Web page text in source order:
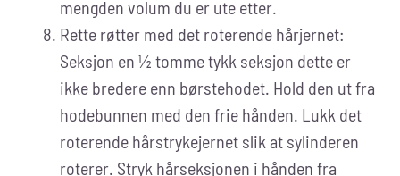
mengden volum du er ute etter.
Rette røtter med det roterende hårjernet:
Seksjon en ½ tomme tykk seksjon dette er
ikke bredere enn børstehodet. Hold den ut fra
hodebunnen med den frie hånden. Lukk det
roterende hårstrykejernet slik at sylinderen
roterer. Stryk hårseksjonen i hånden fra